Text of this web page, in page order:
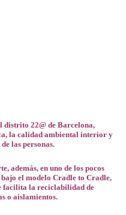
distrito 22@ de Barcelona,
la calidad ambiental interior y
las personas.
además, en uno de los pocos
el modelo Cradle to Cradle,
facilita la reciclabilidad de
o aislamientos.